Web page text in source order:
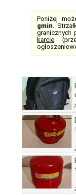
Poniżej
gmin.
granicznych
karcie